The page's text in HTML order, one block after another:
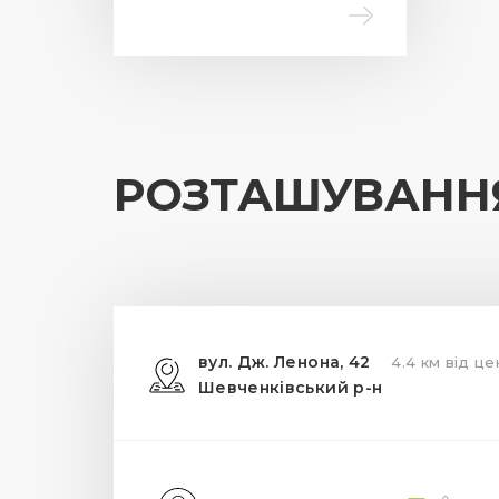
вул. Дж. Ленона, 42
Шевченківський р-н
4.4 км від